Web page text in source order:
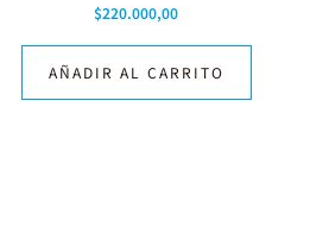
$220.000,00
AÑADIR AL CARRITO